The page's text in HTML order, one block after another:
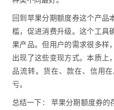
回到苹果分期额度券这个产品
槛，促进消费升级。这个工具
果产品。但用户的需求很多样
出现了这些变现方式。本质上
品流转。货在、款在、信用
亏。
总结一下： 苹果分期额度券